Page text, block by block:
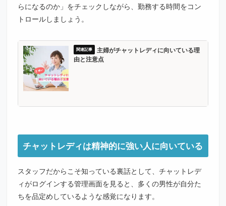
らになるのか」をチェックしながら、勤務する時間をコン
トロールしましょう。
主婦がチャットレディに向いている理
由と注意点
チャットレディは精神的に強い人に向いている
スタッフだからこそ知っている裏話として、チャットレデ
ィがログインする管理画面を見ると、多くの男性が自分た
ちを品定めしているような感覚になります。